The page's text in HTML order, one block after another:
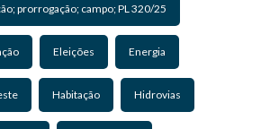
prorrogação; campo; PL 320/25
Eleições Energia
Habitação Hidrovias